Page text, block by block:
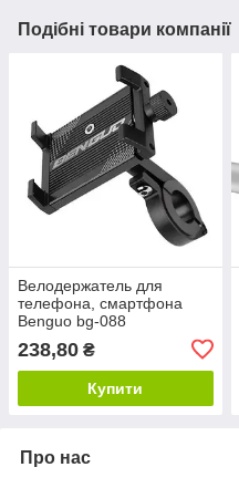
Подібні товари компанії
Велодержатель для
телефона, смартфона
Benguo bg-088
238,80 ₴
Купити
Про нас